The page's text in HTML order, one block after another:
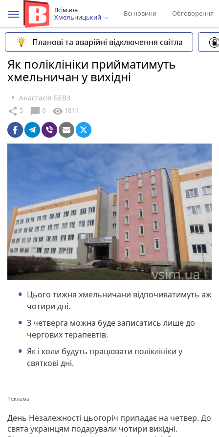
Всім.юа
Хмельницький
Всі новини Обговорення
Планові та аварійні відключення світла
Як поліклініки прийматимуть
хмельничан у вихідні
Анастасія БЕВЗ
share 5 chat_bubble 0 visibility 1811
Цього тижня хмельничани відпочиватимуть аж
чотири дні.
З четверга можна буде записатись лише до
чергових терапевтів.
Як і коли будуть працювати поліклініки у
святкові дні.
День Незалежності цьогоріч припадає на четвер. До
свята українцям подарували чотири вихідні.